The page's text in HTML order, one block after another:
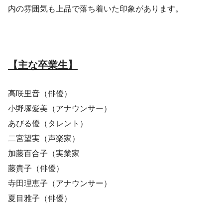
内の雰囲気も上品で落ち着いた印象があります。
【主な卒業生】
高咲里音（俳優）
小野塚愛美（アナウンサー）
あびる優（タレント）
二宮望実（声楽家）
加藤百合子（実業家
藤貴子（俳優）
寺田理恵子（アナウンサー）
夏目雅子（俳優）